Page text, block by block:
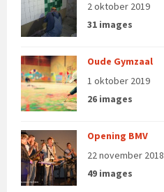
2 oktober 2019
31 images
Oude Gymzaal
1 oktober 2019
26 images
Opening BMV
22 november 2018
49 images